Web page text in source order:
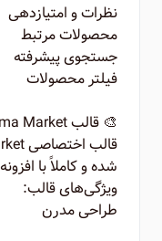
نظرات و امتیازدهی
محصولات مرتبط
جستجوی پیشرفته
فیلتر محصولات
🎨 قالب Dima Market
شده و کاملاً با افزونه Dima Shop سازگار است.
ویژگی‌های قالب:
طراحی مدرن